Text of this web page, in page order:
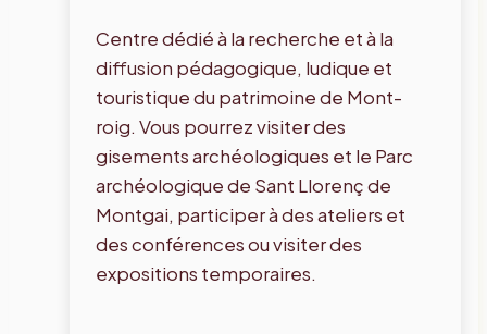
Centre dédié à la recherche et à la
diffusion pédagogique, ludique et
touristique du patrimoine de Mont-
roig. Vous pourrez visiter des
gisements archéologiques et le Parc
archéologique de Sant Llorenç de
Montgai, participer à des ateliers et
des conférences ou visiter des
expositions temporaires.